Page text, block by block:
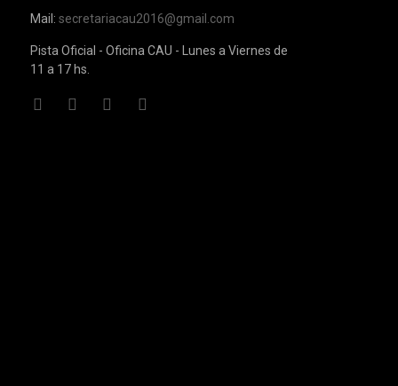
Mail: secretariacau2016@gmail.com
Pista Oficial - Oficina CAU - Lunes a Viernes de
11 a 17 hs.